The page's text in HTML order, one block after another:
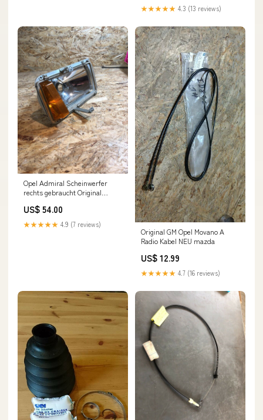
★★★★★ 4.3 (13 reviews)
Opel Admiral Scheinwerfer
rechts gebraucht Original
US$ 54.00
★★★★★ 4.9 (7 reviews)
Original GM Opel Movano A
Radio Kabel NEU mazda
US$ 12.99
★★★★★ 4.7 (16 reviews)